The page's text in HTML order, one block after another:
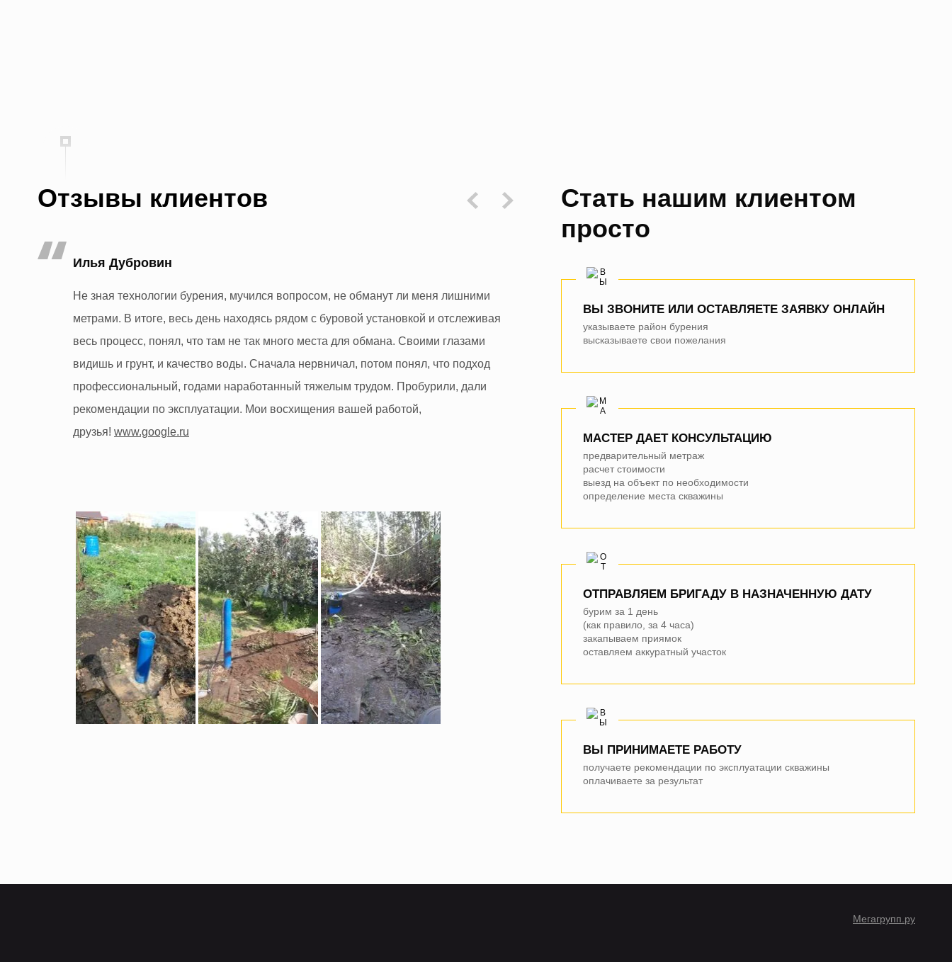
Отзывы клиентов
Илья Дубровин
Не зная технологии бурения, мучился вопросом, не обманут ли меня лишними
метрами. В итоге, весь день находясь рядом с буровой установкой и отслеживая
весь процесс, понял, что там не так много места для обмана. Своими глазами
видишь и грунт, и качество воды. Сначала нервничал, потом понял, что подход
профессиональный, годами наработанный тяжелым трудом. Пробурили, дали
рекомендации по эксплуатации. Мои восхищения вашей работой,
друзья! www.google.ru
Профессионалы, надежные крутые ребята, очень благодарна, всем
Стать нашим клиентом
просто
ВЫ ЗВОНИТЕ ИЛИ ОСТАВЛЯЕТЕ ЗАЯВКУ ОНЛАЙН
указываете район бурения
высказываете свои пожелания
МАСТЕР ДАЕТ КОНСУЛЬТАЦИЮ
предварительный метраж
расчет стоимости
выезд на объект по необходимости
определение места скважины
ОТПРАВЛЯЕМ БРИГАДУ В НАЗНАЧЕННУЮ ДАТУ
бурим за 1 день
(как правило, за 4 часа)
закапываем приямок
оставляем аккуратный участок
ВЫ ПРИНИМАЕТЕ РАБОТУ
получаете рекомендации по эксплуатации скважины
оплачиваете за результат
Мегагрупп.ру